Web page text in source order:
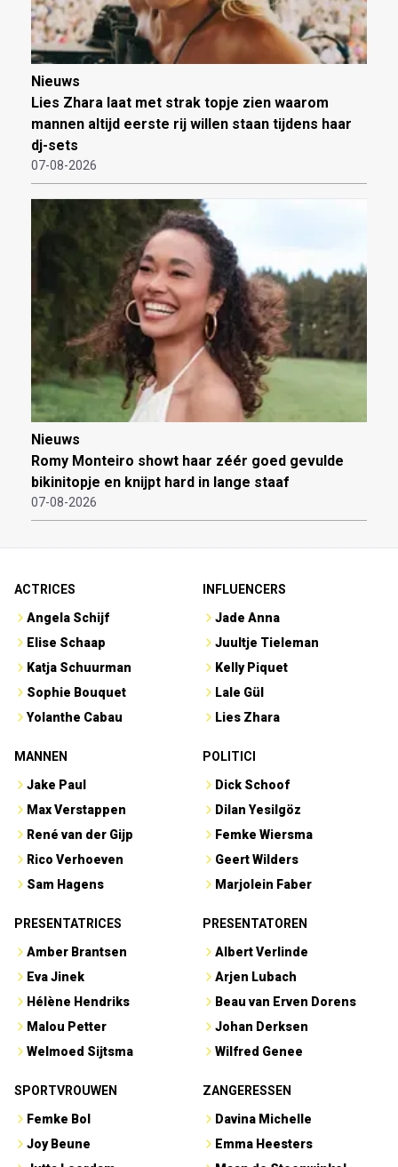
Nieuws
Lies Zhara laat met strak topje zien waarom
mannen altijd eerste rij willen staan tijdens haar
dj-sets
07-08-2026
Nieuws
Romy Monteiro showt haar zéér goed gevulde
bikinitopje en knijpt hard in lange staaf
07-08-2026
ACTRICES
Angela Schijf
Elise Schaap
Katja Schuurman
Sophie Bouquet
Yolanthe Cabau
INFLUENCERS
Jade Anna
Juultje Tieleman
Kelly Piquet
Lale Gül
Lies Zhara
MANNEN
Jake Paul
Max Verstappen
René van der Gijp
Rico Verhoeven
Sam Hagens
POLITICI
Dick Schoof
Dilan Yesilgöz
Femke Wiersma
Geert Wilders
Marjolein Faber
PRESENTATRICES
Amber Brantsen
Eva Jinek
Hélène Hendriks
Malou Petter
Welmoed Sijtsma
PRESENTATOREN
Albert Verlinde
Arjen Lubach
Beau van Erven Dorens
Johan Derksen
Wilfred Genee
SPORTVROUWEN
Femke Bol
Joy Beune
ZANGERESSEN
Davina Michelle
Emma Heesters